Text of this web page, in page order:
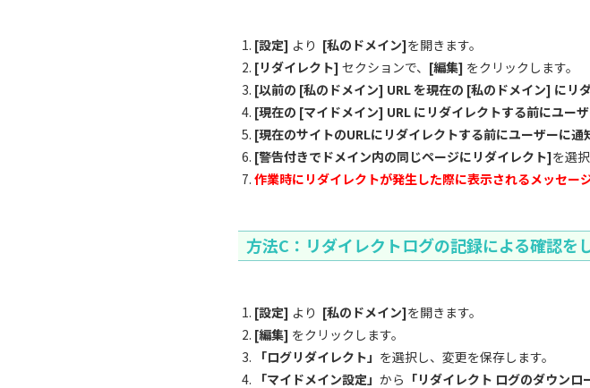
[設定] より [私のドメイン]を開きます。
[リダイレクト] セクションで、 [編集] をクリックします。
[以前の [私のドメイン] URL を現在の [私のドメイン] にリ
[現在の [マイドメイン] URL にリダイレクトする前にユー
[現在のサイトのURLにリダイレクトする前にユーザーに通
[警告付きでドメイン内の同じページにリダイレクト]を選
作業時にリダイレクトが発生した際に表示されるメッセー
方法C：リダイレクトログの記録による確認をし
[設定] より [私のドメイン]を開きます。
[編集] をクリックします。
「ログリダイレクト」 を選択し、変更を保存します。
「マイドメイン設定」 から 「リダイレクト ログのダウンロ